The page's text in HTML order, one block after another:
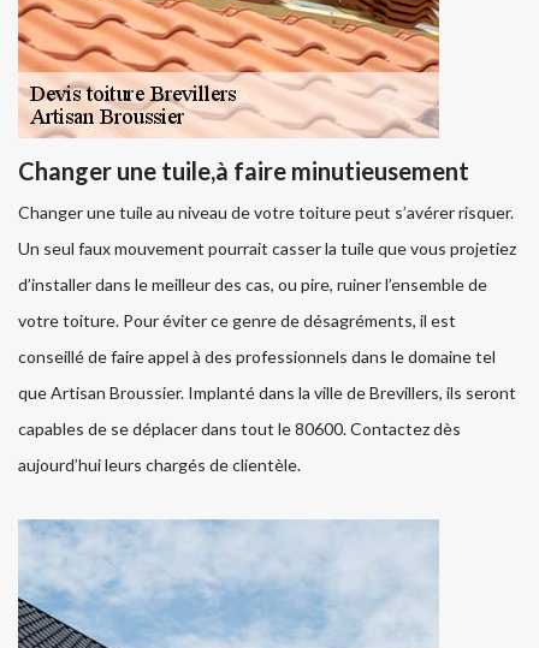
Changer une tuile,à faire minutieusement
Changer une tuile au niveau de votre toiture peut s’avérer risquer.
Un seul faux mouvement pourrait casser la tuile que vous projetiez
d’installer dans le meilleur des cas, ou pire, ruiner l’ensemble de
votre toiture. Pour éviter ce genre de désagréments, il est
conseillé de faire appel à des professionnels dans le domaine tel
que Artisan Broussier. Implanté dans la ville de Brevillers, ils seront
capables de se déplacer dans tout le 80600. Contactez dès
aujourd’hui leurs chargés de clientèle.